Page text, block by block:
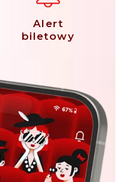
Alert
biletowy